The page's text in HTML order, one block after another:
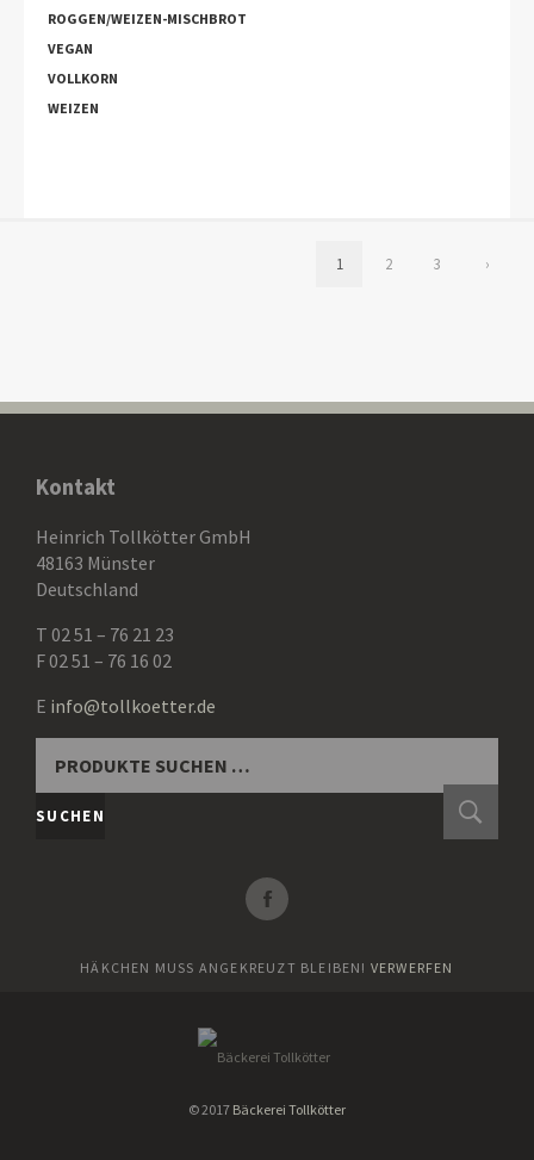
ROGGEN/WEIZEN-MISCHBROT
VEGAN
VOLLKORN
WEIZEN
1 2 3 ›
Kontakt
Heinrich Tollkötter GmbH
48163 Münster
Deutschland
T 02 51 – 76 21 23
F 02 51 – 76 16 02
E info@tollkoetter.de
NACH:
SUCHEN
HÄKCHEN MUSS ANGEKREUZT BLEIBEN! VERWERFEN
© 2017 Bäckerei Tollkötter